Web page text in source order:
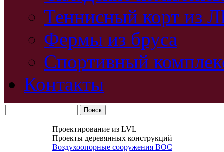
Теннисный корт из
Фермы из бруса
Спортивный
Контакты
Проектирование из LVL
Проекты деревянных конструкций
Воздухоопорные сооружения ВОС